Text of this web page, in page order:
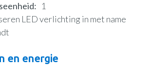
1
LED verlichting in met name
en energie